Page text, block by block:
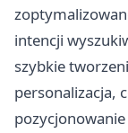
intencji
szybkie
personalizacja,